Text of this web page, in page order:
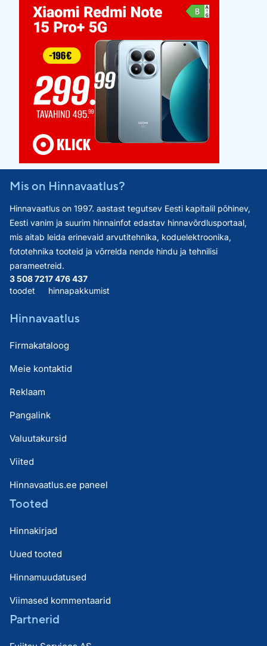
Mis on Hinnavaatlus?
Hinnavaatlus on 1997. aastast tegutsev Eesti kapitalil põhinev,
Eesti vanim ja suurim hinnainfot edastav hinnavõrdlusportaal,
mis aitab leida erinevaid arvutitehnika, koduelektroonika,
fototehnika tooteid ja võrrelda nende hindu ja tehnilisi
parameetreid.
3 508 721
toodet
7 476 437
hinnapakkumist
Hinnavaatlus
Firmakataloog
Meie kontaktid
Reklaam
Pangalink
Valuutakursid
Viited
Hinnavaatlus.ee paneel
Tooted
Hinnakirjad
Uued tooted
Hinnamuudatused
Viimased kommentaarid
Partnerid